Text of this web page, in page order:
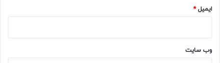
ایمیل*
وب‌ سایت